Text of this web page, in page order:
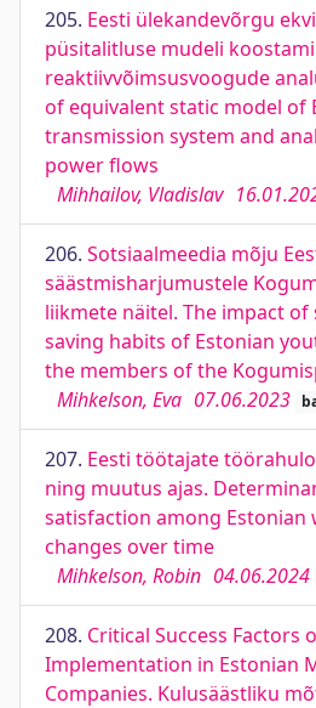
205. Eesti ülekandevõrgu
püsitalitluse mudeli
reaktiivvõimsusvoogude
of equivalent static model of
transmission system and
power flows
Mihhailov, Vladislav
206. Sotsiaalmeedia mõju
säästmisharjumustele
liikmete näitel. The impact
saving habits of Estonian
the members of the
Mihkelson, Eva 07.06.2023
207. Eesti töötajate
ning muutus ajas.
satisfaction among Estonian
changes over time
Mihkelson, Robin 04.06.2024
208. Critical Success Factors
Implementation in Estonian
Companies. Kulusäästliku